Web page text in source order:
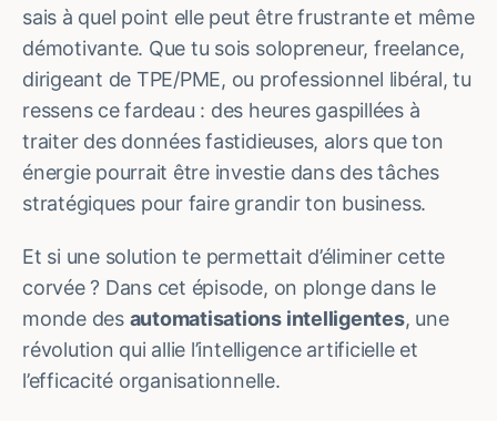
sais à quel point elle peut être frustrante et même
démotivante. Que tu sois solopreneur, freelance,
dirigeant de TPE/PME, ou professionnel libéral, tu
ressens ce fardeau : des heures gaspillées à
traiter des données fastidieuses, alors que ton
énergie pourrait être investie dans des tâches
stratégiques pour faire grandir ton business.
Et si une solution te permettait d’éliminer cette
corvée ? Dans cet épisode, on plonge dans le
monde des automatisations intelligentes, une
révolution qui allie l’intelligence artificielle et
l’efficacité organisationnelle.